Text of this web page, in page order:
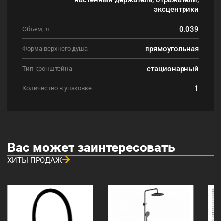
эксцентрики
Объем, л 0.039
Форма верхнего душа прямоугольная
Тип кронштейна стационарный
Количество в упаковке 1
Вас может заинтересовать
ХИТЫ ПРОДАЖ